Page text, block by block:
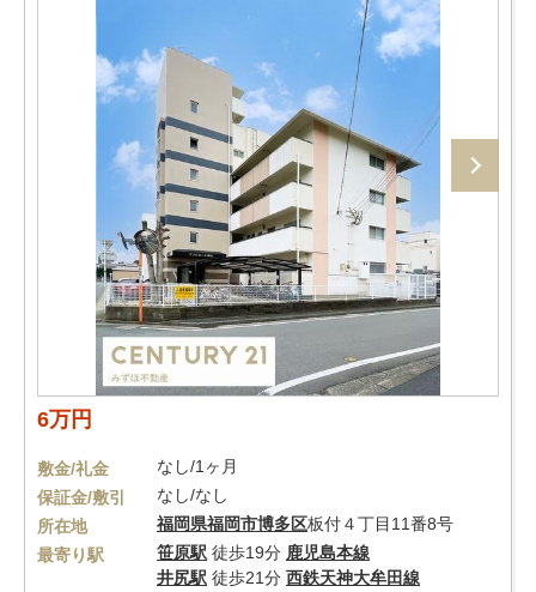
6万円
敷金/礼金
なし/1ヶ月
保証金/敷引
なし/なし
所在地
福岡県福岡市博多区板付４丁目11番8号
最寄り駅
笹原駅 徒歩19分 鹿児島本線
井尻駅 徒歩21分 西鉄天神大牟田線